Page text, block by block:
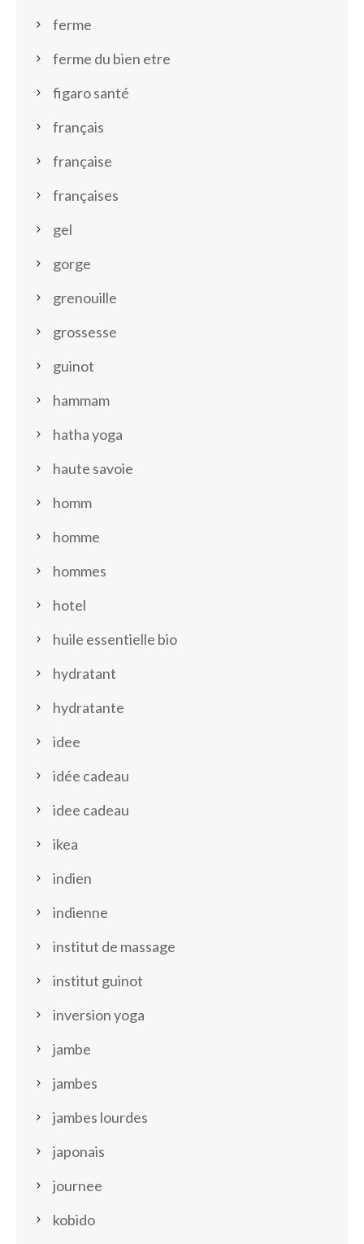
ferme
ferme du bien etre
figaro santé
français
française
françaises
gel
gorge
grenouille
grossesse
guinot
hammam
hatha yoga
haute savoie
homm
homme
hommes
hotel
huile essentielle bio
hydratant
hydratante
idee
idée cadeau
idee cadeau
ikea
indien
indienne
institut de massage
institut guinot
inversion yoga
jambe
jambes
jambes lourdes
japonais
journee
kobido